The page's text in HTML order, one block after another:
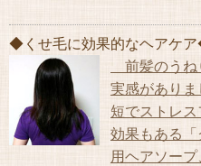
◆くせ毛に効果的なヘアケ
前髪のうね
実感があり
短でストレ
効果もある
用ヘアソー